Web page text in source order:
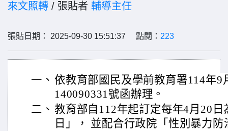
來文照轉 / 張貼者 輔導主任
張貼日期： 2025-09-30 15:51:37 點閱： 223
一、 依教育部國民及學前教育署114年9
140090331號函辦理。
二、 教育部自112年起訂定每年4月20
日」， 並配合行政院「性別暴力